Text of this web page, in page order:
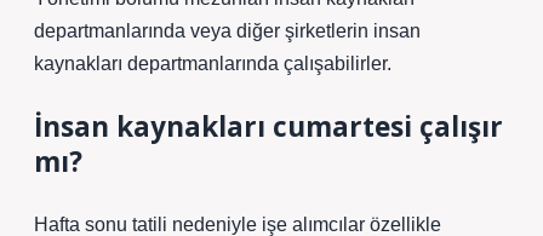
departmanlarında veya diğer şirketlerin insan
kaynakları departmanlarında çalışabilirler.
İnsan kaynakları cumartesi çalışır
mı?
Hafta sonu tatili nedeniyle işe alımcılar özellikle